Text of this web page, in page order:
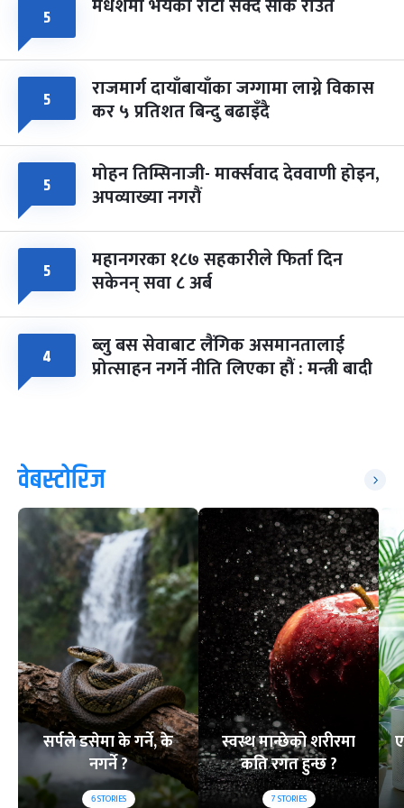
५
५ राजमार्ग दायाँबायाँका जग्गामा लाग्ने विकास
कर ५ प्रतिशत बिन्दु बढाइँदै
५ मोहन तिम्सिनाजी- मार्क्सवाद देववाणी होइन,
अपव्याख्या नगरौं
५ महानगरका १८७ सहकारीले फिर्ता दिन
सकेनन् सवा ८ अर्ब
४ ब्लु बस सेवाबाट लैंगिक असमानतालाई
प्रोत्साहन नगर्ने नीति लिएका हौं : मन्त्री बादी
वेबस्टोरिज
सर्पले डसेमा के गर्ने, के
नगर्ने ?
6STORIES
स्वस्थ मान्छेको शरीरमा
कति रगत हुन्छ ?
7STORIES